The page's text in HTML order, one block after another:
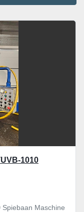
Sonstiges Metallbearbeitungsmaschine (1)
1010
Maschine